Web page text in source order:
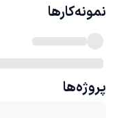
نمونه‌کارها
پروژه‌ها